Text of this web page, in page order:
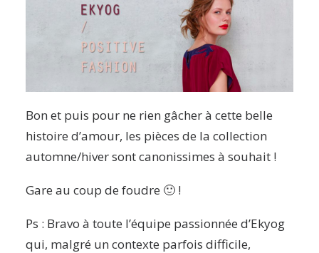
Bon et puis pour ne rien gâcher à cette belle
histoire d’amour, les pièces de la collection
automne/hiver sont canonissimes à souhait !
Gare au coup de foudre 🙂 !
Ps : Bravo à toute l’équipe passionnée d’Ekyog
qui, malgré un contexte parfois difficile,